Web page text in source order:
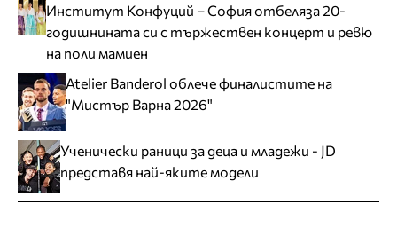
Институт Конфуций – София отбеляза 20-
годишнината си с тържествен концерт и ревю
на поли мамиен
Atelier Banderol облече финалистите на
"Мистър Варна 2026"
Ученически раници за деца и младежи - JD
представя най-яките модели